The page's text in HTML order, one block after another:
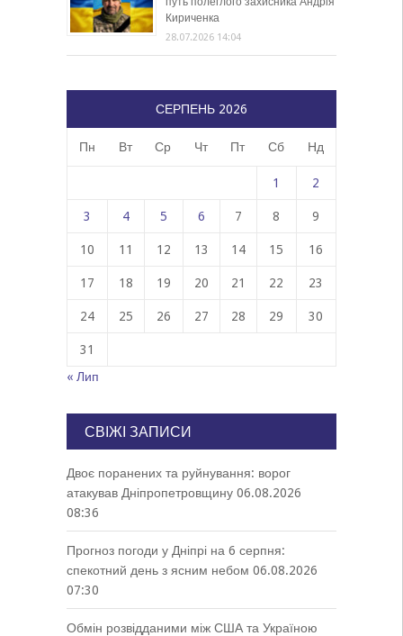
Кириченка
28.07.2026 14:04
СЕРПЕНЬ 2026
Пн Вт Ср Чт Пт Сб Нд
1 2
3 4 5 6 7 8 9
10 11 12 13 14 15 16
17 18 19 20 21 22 23
24 25 26 27 28 29 30
31
« Лип
СВІЖІ ЗАПИСИ
Двоє поранених та руйнування: ворог
атакував Дніпропетровщину 06.08.2026
08:36
Прогноз погоди у Дніпрі на 6 серпня:
спекотний день з ясним небом 06.08.2026
07:30
Обмін розвідданими між США та Україною